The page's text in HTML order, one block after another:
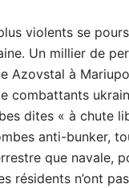
violents se
Un millier de
Azovstal à
combattants
dites « à chute
anti-bunker,
que navale,
résidents n’ont